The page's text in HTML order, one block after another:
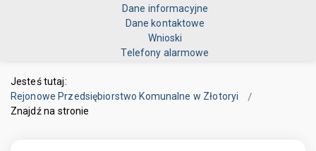
Dane informacyjne
Dane kontaktowe
Wnioski
Telefony alarmowe
Jesteś tutaj:
Rejonowe Przedsiębiorstwo Komunalne w Złotoryi
Znajdź na stronie